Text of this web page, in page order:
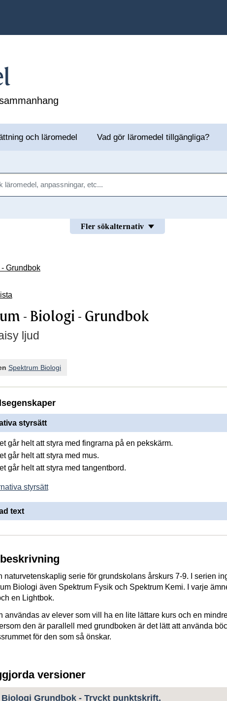
och läromedel Vad gör läromedel tillgängliga?
Fler sökalternativ
Grundbok
- Biologi - Grundbok
ljud
Spektrum Biologi
styrsätt
går helt att styra med fingrarna på en pekskärm.
går helt att styra med mus.
går helt att styra med tangentbord.
styrsätt
text
naturvetenskaplig serie för grundskolans årskurs 7-9. I serien
Biologi även Spektrum Fysik och Spektrum Kemi. I varje
en Lightbok.
användas av elever som vill ha en lite lättare kurs och en
den är parallell med grundboken är det lätt att använda
för den som så önskar.
versioner
Grundbok - Tryckt punktskrift,